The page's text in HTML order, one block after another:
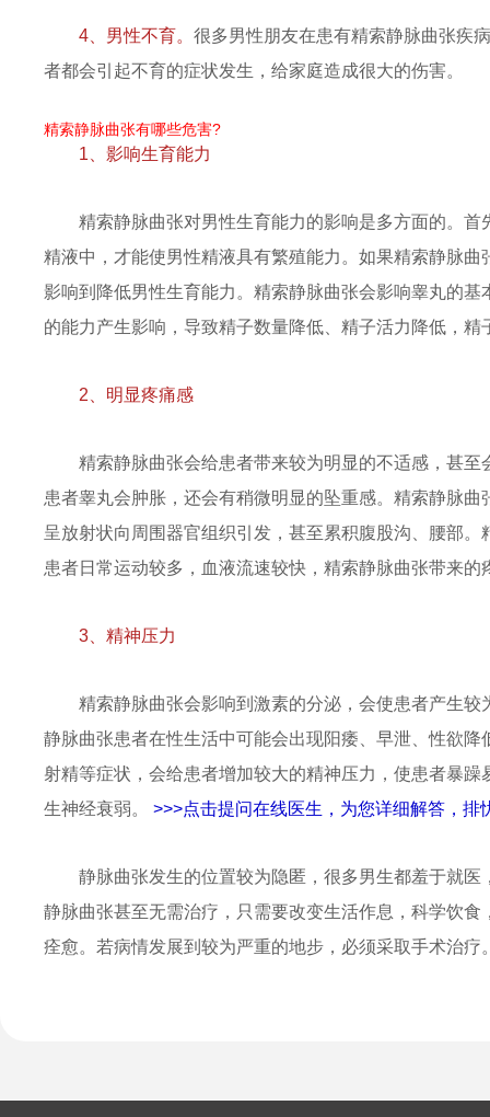
4、男性不育。 很多男性朋友在患有精索静脉曲张疾
者都会引起不育的症状发生，给家庭造成很大的伤害。
精索静脉曲张有哪些危害?
1、影响生育能力
精索静脉曲张对男性生育能力的影响是多方面的。
精液中，才能使男性精液具有繁殖能力。如果精索静脉
影响到降低男性生育能力。精索静脉曲张会影响睾丸的
的能力产生影响，导致精子数量降低、精子活力降低，精
2、明显疼痛感
精索静脉曲张会给患者带来较为明显的不适感，甚
患者睾丸会肿胀，还会有稍微明显的坠重感。精索静脉
呈放射状向周围器官组织引发，甚至累积腹股沟、腰部
患者日常运动较多，血液流速较快，精索静脉曲张带来的
3、精神压力
精索静脉曲张会影响到激素的分泌，会使患者产生
静脉曲张患者在性生活中可能会出现阳痿、早泄、性欲
射精等症状，会给患者增加较大的精神压力，使患者暴
生神经衰弱。 >>>点击提问在线医生，为您详细解答，排
静脉曲张发生的位置较为隐匿，很多男生都羞于就
静脉曲张甚至无需治疗，只需要改变生活作息，科学饮
痊愈。若病情发展到较为严重的地步，必须采取手术治疗